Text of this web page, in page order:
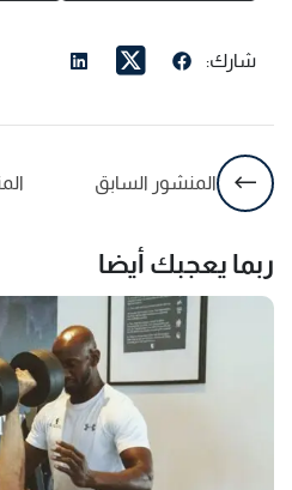
شارك:
المنشور السابق
ربما يعجبك أيضا